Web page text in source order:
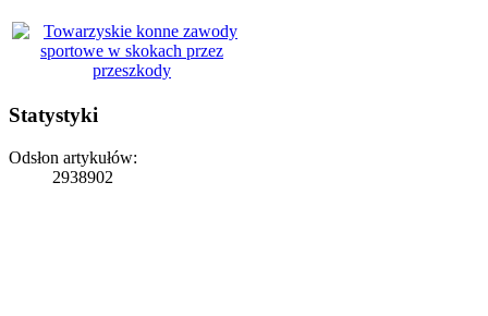
Statystyki
Odsłon artykułów:
2938902